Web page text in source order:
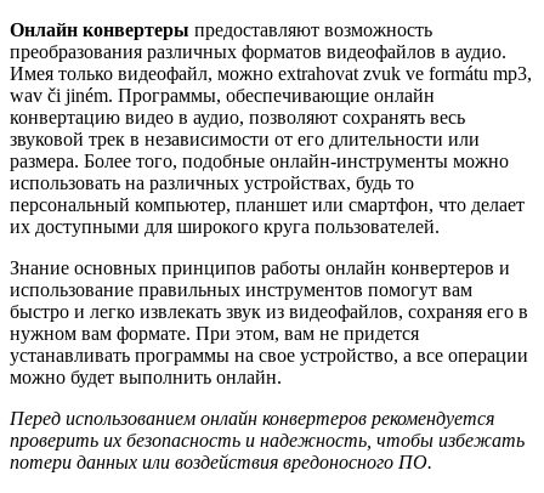
Онлайн конвертеры предоставляют возможность
преобразования различных форматов видеофайлов в аудио.
Имея только видеофайл, можно extrahovat zvuk ve formátu mp3,
wav či jiném. Программы, обеспечивающие онлайн
конвертацию видео в аудио, позволяют сохранять весь
звуковой трек в независимости от его длительности или
размера. Более того, подобные онлайн-инструменты можно
использовать на различных устройствах, будь то
персональный компьютер, планшет или смартфон, что делает
их доступными для широкого круга пользователей.
Знание основных принципов работы онлайн конвертеров и
использование правильных инструментов помогут вам
быстро и легко извлекать звук из видеофайлов, сохраняя его в
нужном вам формате. При этом, вам не придется
устанавливать программы на свое устройство, а все операции
можно будет выполнить онлайн.
Перед использованием онлайн конвертеров рекомендуется
проверить их безопасность и надежность, чтобы избежать
потери данных или воздействия вредоносного ПО.